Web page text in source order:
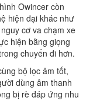
Owincer còn
hiện đại khác như
cơ va chạm xe
hiện bằng giọng
chuyến đi hơn.
bộ lọc âm tốt,
dùng âm thanh
bị rè đáp ứng nhu